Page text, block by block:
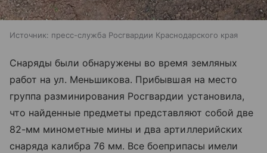
Источник: пресс-служба Росгвардии Краснодарского края
Снаряды были обнаружены во время земляных
работ на ул. Меньшикова. Прибывшая на место
группа разминирования Росгвардии установила,
что найденные предметы представляют собой две
82-мм минометные мины и два артиллерийских
снаряда калибра 76 мм. Все боеприпасы имели